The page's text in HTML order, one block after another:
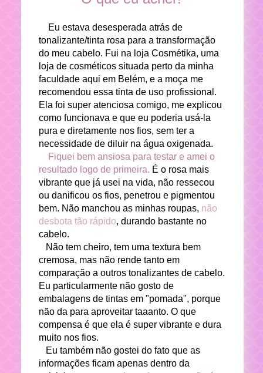
Eu estava desesperada atrás de
tonalizante/tinta rosa para a transformação
do meu cabelo. Fui na loja Cosmétika, uma
loja de cosméticos situada perto da minha
faculdade aqui em Belém, e a moça me
recomendou essa tinta de uso profissional.
Ela foi super atenciosa comigo, me explicou
como funcionava e que eu poderia usá-la
pura e diretamente nos fios, sem ter a
necessidade de diluir na água oxigenada.
Fiquei bem ansiosa para testar e amei o
resultado logo de primeira. É o rosa mais
vibrante que já usei na vida, não ressecou
ou danificou os fios, penetrou e pigmentou
bem. Não manchou as minhas roupas, não
desbota tão rápido, durando bastante no
cabelo.
Não tem cheiro, tem uma textura bem
cremosa, mas não rende tanto em
comparação a outros tonalizantes de cabelo.
Eu particularmente não gosto de
embalagens de tintas em "pomada", porque
não da para aproveitar taaanto. O que
compensa é que ela é super vibrante e dura
muito nos fios.
Eu também não gostei do fato que as
informações ficam apenas dentro da